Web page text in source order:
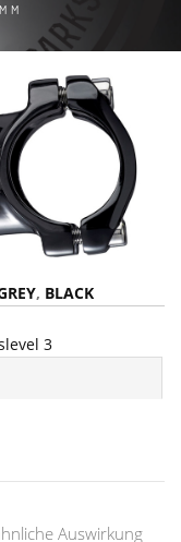
, BLACK
3
Auswirkung